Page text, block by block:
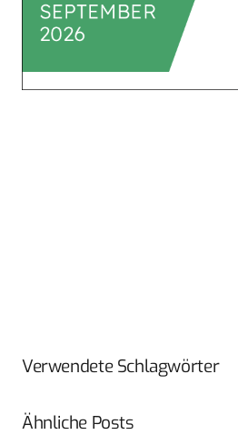
Verwendete Schlagwörter
Ähnliche Posts